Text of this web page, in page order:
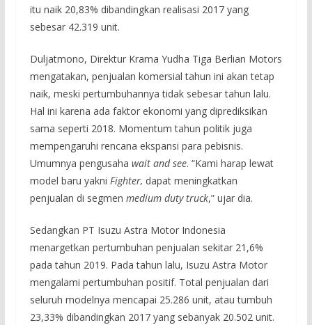
itu naik 20,83% dibandingkan realisasi 2017 yang
sebesar 42.319 unit.
Duljatmono, Direktur Krama Yudha Tiga Berlian Motors
mengatakan, penjualan komersial tahun ini akan tetap
naik, meski pertumbuhannya tidak sebesar tahun lalu.
Hal ini karena ada faktor ekonomi yang diprediksikan
sama seperti 2018. Momentum tahun politik juga
mempengaruhi rencana ekspansi para pebisnis.
Umumnya pengusaha wait and see. “Kami harap lewat
model baru yakni Fighter, dapat meningkatkan
penjualan di segmen medium duty truck,” ujar dia.
Sedangkan PT Isuzu Astra Motor Indonesia
menargetkan pertumbuhan penjualan sekitar 21,6%
pada tahun 2019. Pada tahun lalu, Isuzu Astra Motor
mengalami pertumbuhan positif. Total penjualan dari
seluruh modelnya mencapai 25.286 unit, atau tumbuh
23,33% dibandingkan 2017 yang sebanyak 20.502 unit.